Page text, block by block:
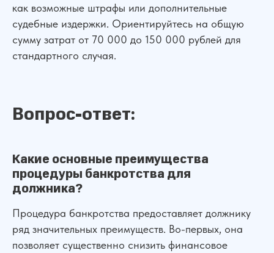
как возможные штрафы или дополнительные
судебные издержки. Ориентируйтесь на общую
сумму затрат от 70 000 до 150 000 рублей для
стандартного случая.
Вопрос-ответ:
Какие основные преимущества
процедуры банкротства для
должника?
Процедура банкротства предоставляет должнику
ряд значительных преимуществ. Во-первых, она
позволяет существенно снизить финансовое
Сколькореальностоит
списание долгов?
Многие юристы скрывают расходы
Посмотреть!